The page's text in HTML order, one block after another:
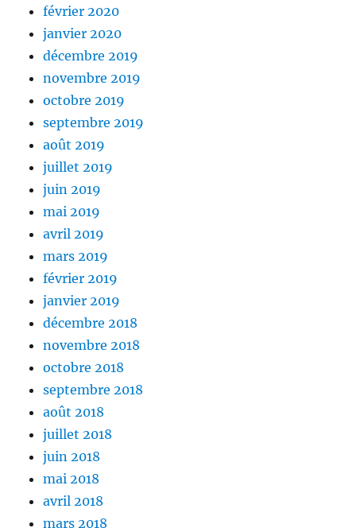
février 2020
janvier 2020
décembre 2019
novembre 2019
octobre 2019
septembre 2019
août 2019
juillet 2019
juin 2019
mai 2019
avril 2019
mars 2019
février 2019
janvier 2019
décembre 2018
novembre 2018
octobre 2018
septembre 2018
août 2018
juillet 2018
juin 2018
mai 2018
avril 2018
mars 2018